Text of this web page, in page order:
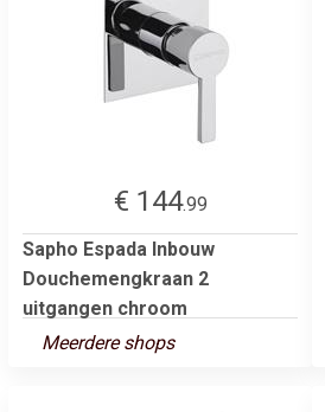
€ 144.99
Sapho Espada Inbouw
Douchemengkraan 2
uitgangen chroom
Meerdere shops